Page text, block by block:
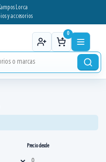
Lorca
y accesorios
0
Precio desde